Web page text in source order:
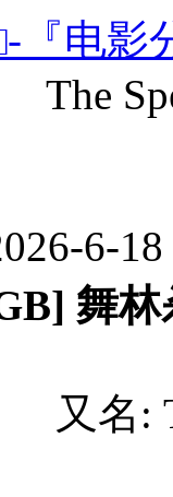
『电影
The
6-
舞林
又名: